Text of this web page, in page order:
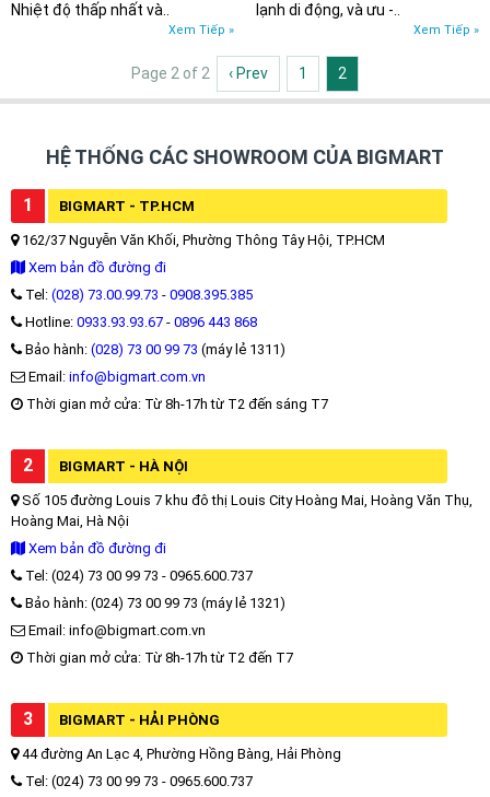
Nhiệt độ thấp nhất và..
Xem Tiếp »
lạnh di động, và ưu -..
Xem Tiếp »
Page 2 of 2 ‹ Prev 1 2
HỆ THỐNG CÁC SHOWROOM CỦA BIGMART
1 BIGMART - TP.HCM
162/37 Nguyễn Văn Khối, Phường Thông Tây Hội, TP.HCM
Xem bản đồ đường đi
Tel: (028) 73.00.99.73 - 0908.395.385
Hotline: 0933.93.93.67 - 0896 443 868
Bảo hành: (028) 73 00 99 73 (máy lẻ 1311)
Email: info@bigmart.com.vn
Thời gian mở cửa: Từ 8h-17h từ T2 đến sáng T7
2 BIGMART - HÀ NỘI
Số 105 đường Louis 7 khu đô thị Louis City Hoàng Mai, Hoàng Văn Thụ,
Hoàng Mai, Hà Nội
Xem bản đồ đường đi
Tel: (024) 73 00 99 73 - 0965.600.737
Bảo hành: (024) 73 00 99 73 (máy lẻ 1321)
Email: info@bigmart.com.vn
Thời gian mở cửa: Từ 8h-17h từ T2 đến T7
3 BIGMART - HẢI PHÒNG
44 đường An Lạc 4, Phường Hồng Bàng, Hải Phòng
Tel: (024) 73 00 99 73 - 0965.600.737